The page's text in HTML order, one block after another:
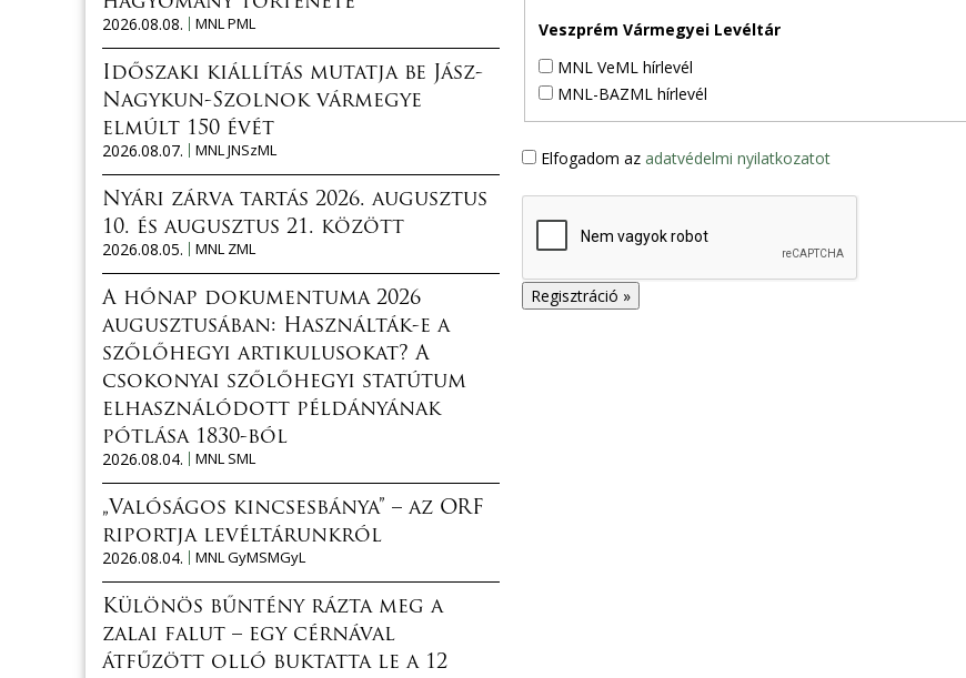
Veszprém Vármegyei Levéltár
MNL VeML hírlevél
MNL-BAZML hírlevél
Elfogadom az adatvédelmi nyilatkozatot
2026.08.08.
MNL PML
Időszaki kiállítás mutatja be Jász-
Nagykun-Szolnok vármegye
elmúlt 150 évét
2026.08.07.
MNL JNSzML
Nyári zárva tartás 2026. augusztus
10. és augusztus 21. között
2026.08.05.
MNL ZML
A hónap dokumentuma 2026
augusztusában: Használták-e a
szőlőhegyi artikulusokat? A
csokonyai szőlőhegyi statútum
elhasználódott példányának
pótlása 1830-ból
2026.08.04.
MNL SML
„Valóságos kincsesbánya” – az ORF
riportja levéltárunkról
2026.08.04.
MNL GyMSMGyL
Különös bűntény rázta meg a
zalai falut – egy cérnával
átfűzött olló buktatta le a 12